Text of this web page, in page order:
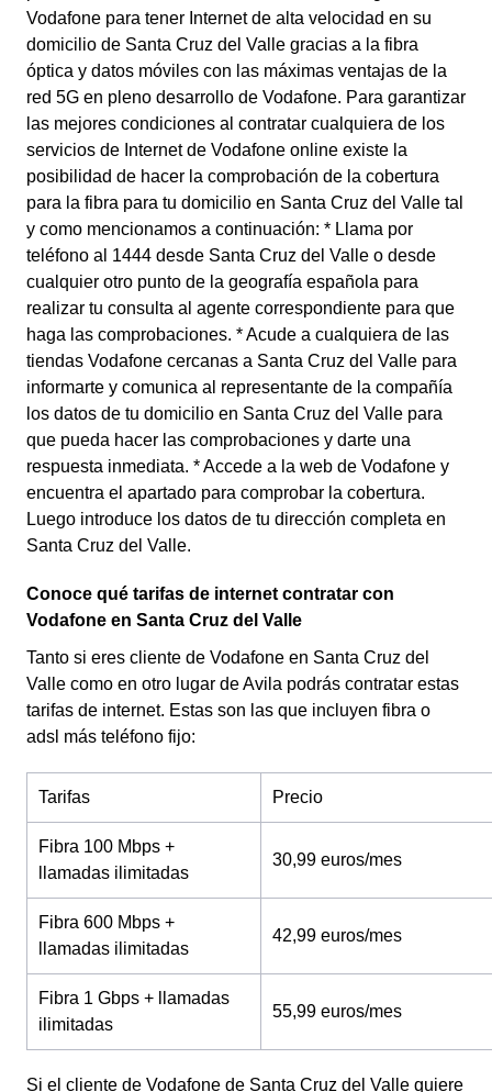
Vodafone para tener Internet de alta velocidad en su
domicilio de Santa Cruz del Valle gracias a la fibra
óptica y datos móviles con las máximas ventajas de la
red 5G en pleno desarrollo de Vodafone. Para garantizar
las mejores condiciones al contratar cualquiera de los
servicios de Internet de Vodafone online existe la
posibilidad de hacer la comprobación de la cobertura
para la fibra para tu domicilio en Santa Cruz del Valle tal
y como mencionamos a continuación: * Llama por
teléfono al 1444 desde Santa Cruz del Valle o desde
cualquier otro punto de la geografía española para
realizar tu consulta al agente correspondiente para que
haga las comprobaciones. * Acude a cualquiera de las
tiendas Vodafone cercanas a Santa Cruz del Valle para
informarte y comunica al representante de la compañía
los datos de tu domicilio en Santa Cruz del Valle para
que pueda hacer las comprobaciones y darte una
respuesta inmediata. * Accede a la web de Vodafone y
encuentra el apartado para comprobar la cobertura.
Luego introduce los datos de tu dirección completa en
Santa Cruz del Valle.
Conoce qué tarifas de internet contratar con
Vodafone en Santa Cruz del Valle
Tanto si eres cliente de Vodafone en Santa Cruz del
Valle como en otro lugar de Avila podrás contratar estas
tarifas de internet. Estas son las que incluyen fibra o
adsl más teléfono fijo:
Tarifas Precio
Fibra 100 Mbps +
llamadas ilimitadas
30,99 euros/mes
Fibra 600 Mbps +
llamadas ilimitadas
42,99 euros/mes
Fibra 1 Gbps + llamadas
ilimitadas
55,99 euros/mes
Si el cliente de Vodafone de Santa Cruz del Valle quiere